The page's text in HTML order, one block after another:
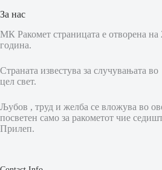
За нас
МК Ракомет страницата е отворена
година.
Страната известува за случувањата
цел свет.
Љубов , труд и желба се вложува во
посветен само за ракометот чие
Прилеп.